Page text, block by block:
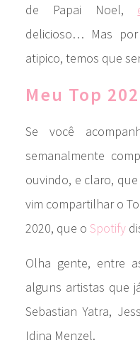
de Papai Noel,
delicioso… Mas
atipico, temos que
Meu Top
Se você
semanalmente
ouvindo, e claro,
vim compartilhar o
2020, que o Spotify
Olha gente, entre
alguns artistas que
Sebastian Yatra,
Idina Menzel.